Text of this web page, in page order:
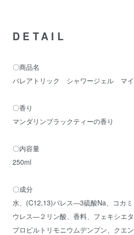
DETAIL
〇商品名
バレアトリック シャワージェル マイ
〇香り
マンダリンブラックティーの香り
〇内容量
250ml
〇成分
水、(C12,13)パレス―3硫酸Na、コカ
ウレス―２リン酸、香料、フェキシエ
プロピルトリモニウムデンプン、クエ